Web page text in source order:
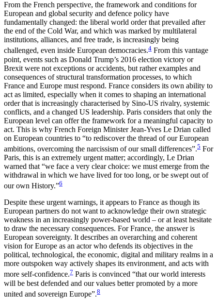
From the French perspective, the framework and conditions for
European and global security and defence policy have
fundamentally changed: the liberal world order that prevailed after
the end of the Cold War, and which was marked by multilateral
institutions, alliances, and free trade, is increasingly being
challenged, even inside European democracies.4 From this vantage
point, events such as Donald Trump’s 2016 election victory or
Brexit were not excep­tions or accidents, but rather examples and
consequences of structural transformation processes, to which
France and Europe must respond. France considers its own ability to
act as limited, especially when it comes to shaping an international
order that is increasingly characterised by Sino-US rivalry, sys­temic
conflicts, and a changed US leadership. Paris considers that only the
European level can offer the framework for a meaningful capacity to
act. This is why French Foreign Minister Jean-Yves Le Drian called
on European countries to “to rediscover the thread of our European
ambitions, overcoming the narcissism of our small differences”.5 For
Paris, this is an extremely urgent matter; accordingly, Le Drian
warned that “we face a very clear choice: we must emerge from the
withdrawal in which we have lived for too long, or be swept out of
our own History.”6
Despite these urgent warnings, it appears to France as though its
European partners do not want to acknowledge their own strategic
weakness in an in­creasingly power-based world – or at least hesitate
to draw the necessary consequences. For France, the answer is
European sovereignty. It describes an over­arching and coherent
vision for Europe as an actor who defends its objectives in the
political, technological, the economic, digital and military realms in a
more outspoken way actively shapes its environment, and acts with
more self-confidence.7 Paris is convinc­ed “that our world interests
will be best defended and our values better promoted by a more
united and sov­ereign Europe”.8